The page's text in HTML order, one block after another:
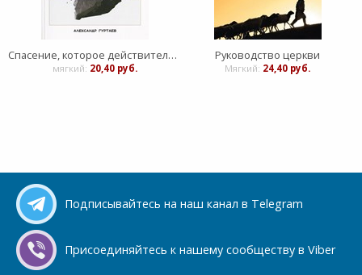
Спасение, которое действительно можно потерять
мягкий: 20,40 руб.
Руководство церкви
Мягкий: 24,40 руб.
Подписывайтесь на наш канал в Telegram
Присоединяйтесь к нашему сообществу в Viber